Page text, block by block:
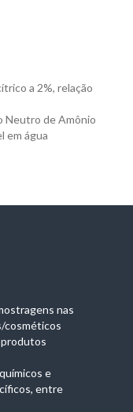
a 2%, relação
Neutro de Amônio
em água
nas
cosméticos
e
entre